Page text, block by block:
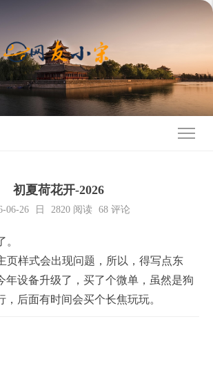
初夏荷花开-2026
06-26 日 2820 阅读 68 评论
页样式会出现问题，所以，得写点东
年设备升级了，买了个微单，虽然是狗
，后面有时间会买个长焦玩玩。